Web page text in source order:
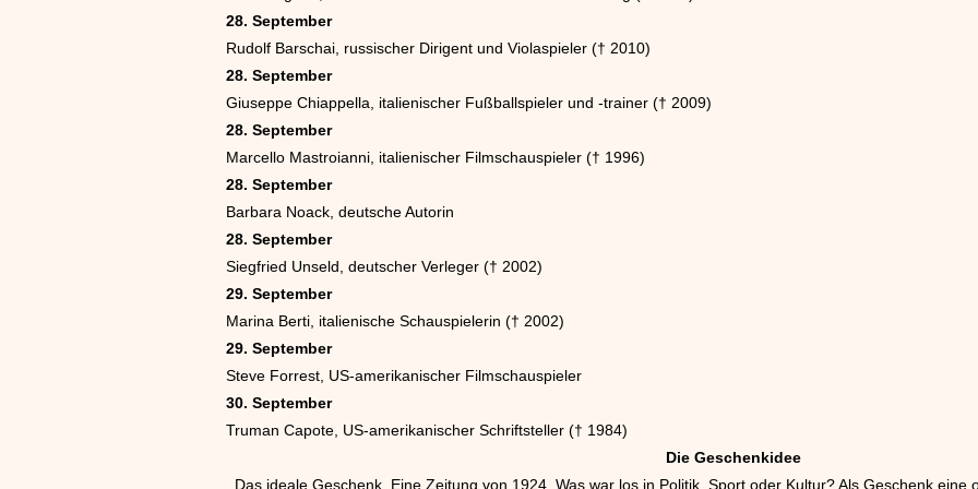
28. September
Rudolf Barschai, russischer Dirigent und Violaspieler († 2010)
28. September
Giuseppe Chiappella, italienischer Fußballspieler und -trainer († 2009)
28. September
Marcello Mastroianni, italienischer Filmschauspieler († 1996)
28. September
Barbara Noack, deutsche Autorin
28. September
Siegfried Unseld, deutscher Verleger († 2002)
29. September
Marina Berti, italienische Schauspielerin († 2002)
29. September
Steve Forrest, US-amerikanischer Filmschauspieler
30. September
Truman Capote, US-amerikanischer Schriftsteller († 1984)
Die Geschenkidee
Das ideale Geschenk. Eine Zeitung von 1924. Was war los in Politik, Sport oder Kultur? Als Geschenk eine